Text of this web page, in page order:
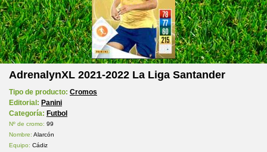
AdrenalynXL 2021-2022 La Liga Santander
Tipo de producto: Cromos
Editorial: Panini
Categoría: Futbol
Nº de cromo: 99
Nombre: Alarcón
Equipo: Cádiz